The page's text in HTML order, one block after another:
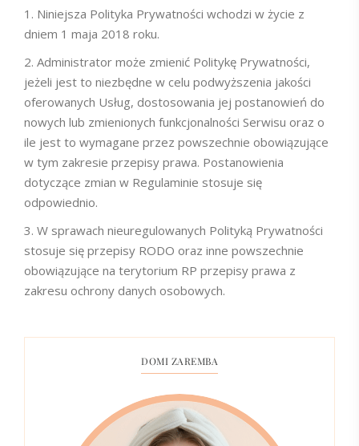
Niniejsza Polityka Prywatności wchodzi w życie z
dniem 1 maja 2018 roku.
Administrator może zmienić Politykę Prywatności,
jeżeli jest to niezbędne w celu podwyższenia jakości
oferowanych Usług, dostosowania jej postanowień do
nowych lub zmienionych funkcjonalności Serwisu oraz o
ile jest to wymagane przez powszechnie obowiązujące
w tym zakresie przepisy prawa. Postanowienia
dotyczące zmian w Regulaminie stosuje się
odpowiednio.
W sprawach nieuregulowanych Polityką Prywatności
stosuje się przepisy RODO oraz inne powszechnie
obowiązujące na terytorium RP przepisy prawa z
zakresu ochrony danych osobowych.
DOMI ZAREMBA